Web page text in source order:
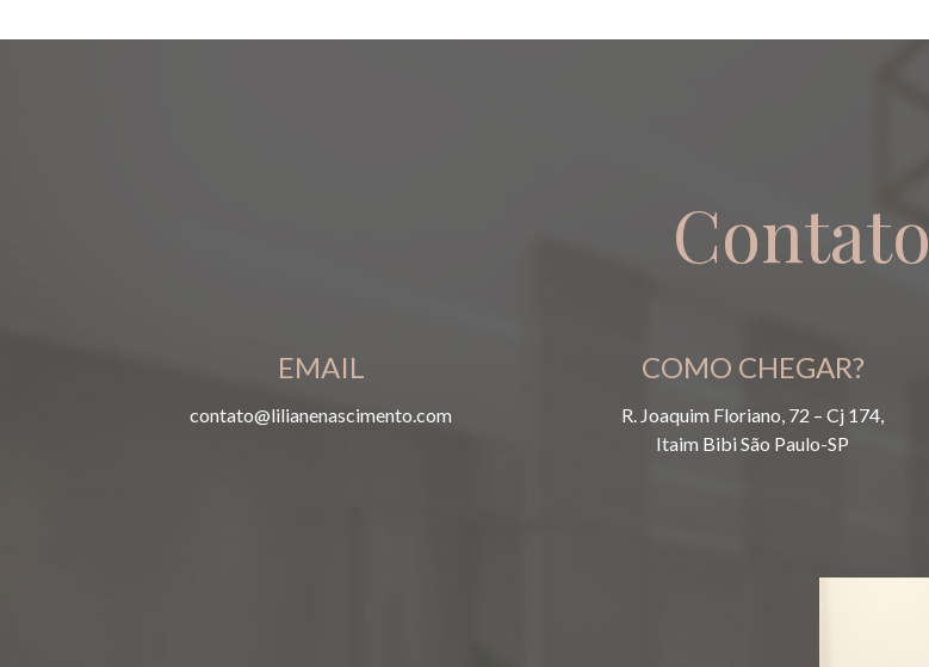
Contato
EMAIL
contato@lilianenascimento.com
COMO CHEGAR?
R. Joaquim Floriano, 72 – Cj 174,
Itaim Bibi São Paulo-SP